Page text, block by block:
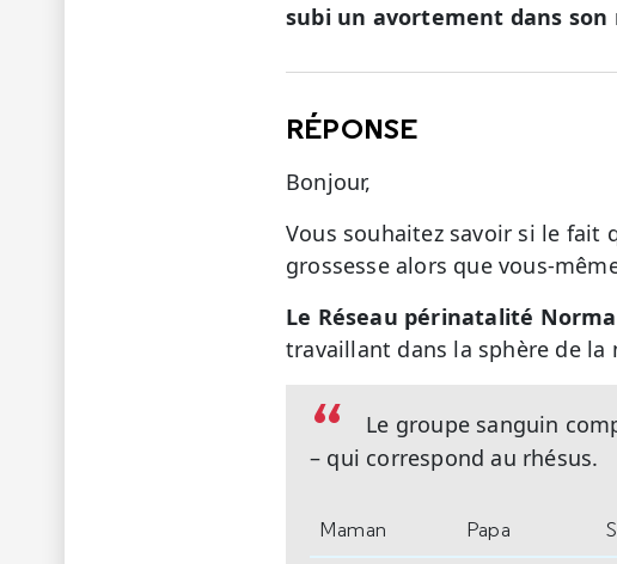
subi un avortement dans
RÉPONSE
Bonjour,
Vous souhaitez savoir si le fait
grossesse alors que vous-
Le Réseau périnatalité
travaillant dans la sphère de la
Le groupe sanguin
– qui correspond au rhésus.
Maman Papa